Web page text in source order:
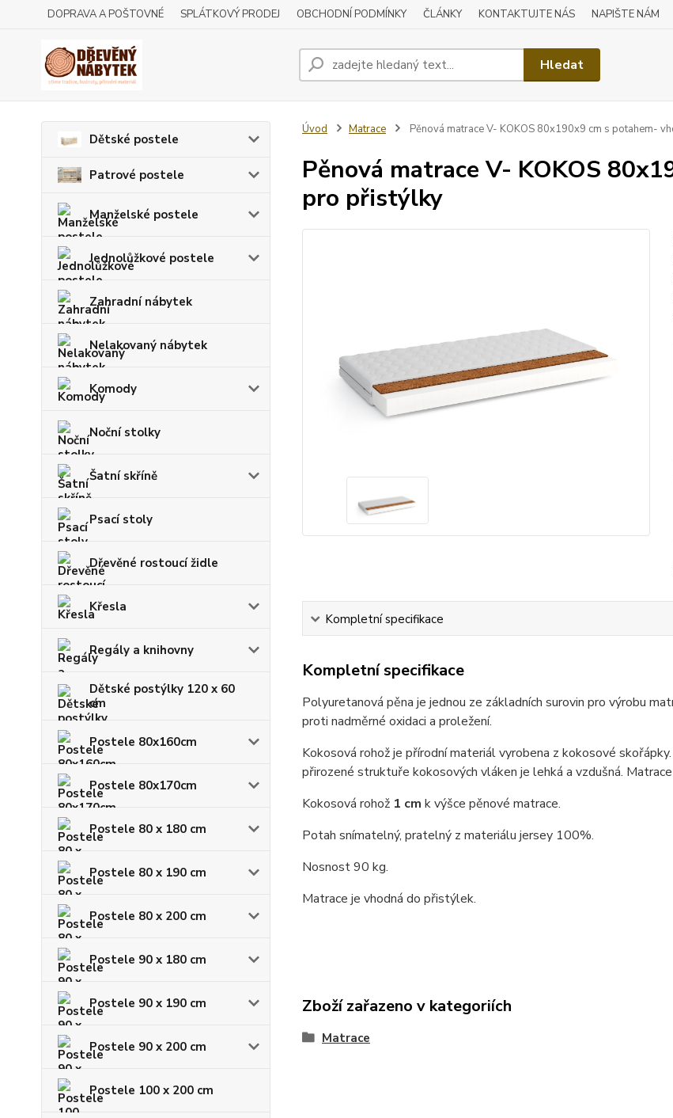
DOPRAVA A POŠTOVNÉ SPLÁTKOVÝ PRODEJ OBCHODNÍ PODMÍNKY ČLÁNKY KONTAKTUJTE NÁS NAPIŠTE NÁM
Hledat
Dětské postele
Patrové postele
Manželské postele
Jednolůžkové postele
Zahradní nábytek
Nelakovaný nábytek
Komody
Noční stolky
Šatní skříně
Psací stoly
Dřevěné rostoucí židle
Křesla
Regály a knihovny
Dětské postýlky 120 x 60
cm
Postele 80x160cm
Postele 80x170cm
Postele 80 x 180 cm
Postele 80 x 190 cm
Postele 80 x 200 cm
Postele 90 x 180 cm
Postele 90 x 190 cm
Postele 90 x 200 cm
Postele 100 x 200 cm
Úvod Matrace Pěnová matrace V- KOKOS 80x190x9 cm s potahem-
Pěnová matrace V- KOKOS
pro přistýlky
Kompletní specifikace
Kompletní specifikace
Polyuretanová pěna je jednou ze základních surovin pro výrobu
proti nadměrné oxidaci a proležení.
Kokosová rohož je přírodní materiál vyrobena z kokosové
přirozené struktuře kokosových vláken je lehká a vzdušná.
Kokosová rohož 1 cm k výšce pěnové matrace.
Potah snímatelný, pratelný z materiálu jersey 100%.
Nosnost 90 kg.
Matrace je vhodná do přistýlek.
Zboží zařazeno v kategoriích
Matrace